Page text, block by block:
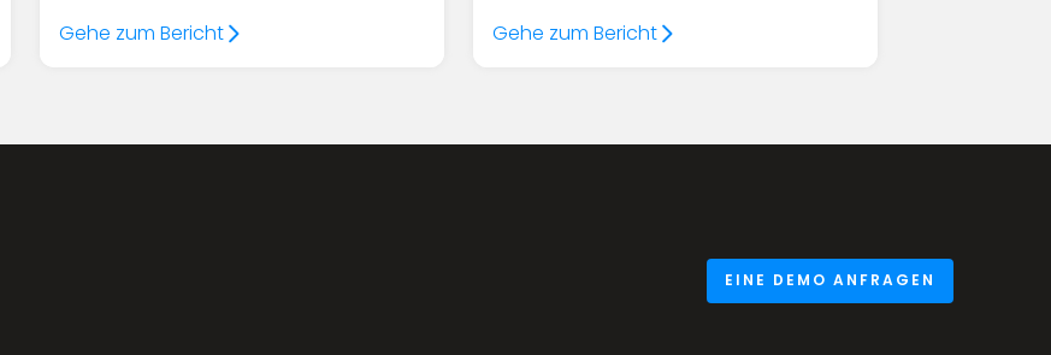
to bypass multi-year grid upgrade delays,
Gehe zum Bericht
und mit Ampcontrol den Energiefluss und
Gehe zum Bericht
EINE DEMO ANFRAGEN